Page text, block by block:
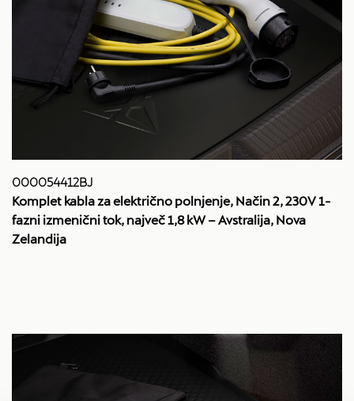
000054412BJ
Komplet kabla za električno polnjenje, Način 2, 230V 1-
fazni izmenični tok, največ 1,8 kW – Avstralija, Nova
Zelandija